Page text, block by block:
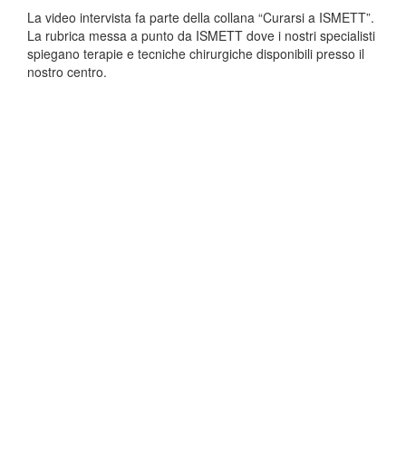
La video intervista fa parte della collana “Curarsi a ISMETT”.
La rubrica messa a punto da ISMETT dove i nostri specialisti
spiegano terapie e tecniche chirurgiche disponibili presso il
nostro centro.